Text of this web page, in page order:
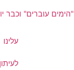
"הימים עוברים" וכבר
עלינו